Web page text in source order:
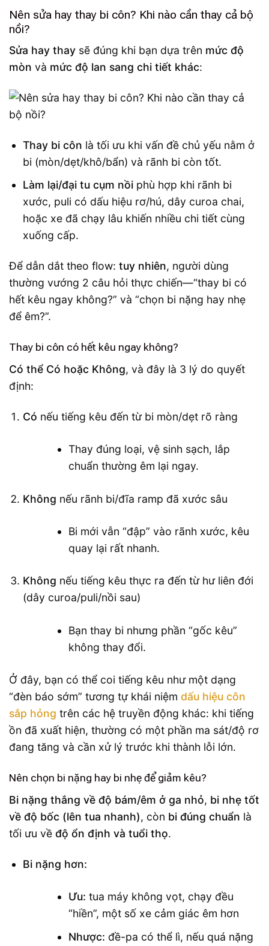
Nên sửa hay thay bi côn? Khi nào cần thay cả bộ
nồi?
Sửa hay thay sẽ đúng khi bạn dựa trên mức độ
mòn và mức độ lan sang chi tiết khác:
Thay bi côn là tối ưu khi vấn đề chủ yếu nằm ở
bi (mòn/dẹt/khô/bẩn) và rãnh bi còn tốt.
Làm lại/đại tu cụm nồiphù hợp khi rãnh bi
xước, puli có dấu hiệu rơ/hú, dây curoa chai,
hoặc xe đã chạy lâu khiến nhiều chi tiết cùng
xuống cấp.
Để dẫn dắt theo flow: tuy nhiên, người dùng
thường vướng 2 câu hỏi thực chiến—“thay bi có
hết kêu ngay không?” và “chọn bi nặng hay nhẹ
để êm?”.
Thay bi côn có hết kêu ngay không?
Có thể Có hoặc Không, và đây là 3 lý do quyết
định:
Có nếu tiếng kêu đến từ bi mòn/dẹt rõ ràng
Thay đúng loại, vệ sinh sạch, lắp
chuẩn thường êm lại ngay.
Không nếu rãnh bi/đĩa ramp đã xước sâu
Bi mới vẫn “đập” vào rãnh xước, kêu
quay lại rất nhanh.
Không nếu tiếng kêu thực ra đến từ hư liên đới
(dây curoa/puli/nồi sau)
Bạn thay bi nhưng phần “gốc kêu”
không thay đổi.
Ở đây, bạn có thể coi tiếng kêu như một dạng
“đèn báo sớm” tương tự khái niệm dấu hiệu côn
sắp hỏng trên các hệ truyền động khác: khi tiếng
ồn đã xuất hiện, thường có một phần ma sát/độ rơ
đang tăng và cần xử lý trước khi thành lỗi lớn.
Nên chọn bi nặng hay bi nhẹ để giảm kêu?
Bi nặng thắng về độ bám/êm ở ga nhỏ, bi nhẹ tốt
về độ bốc (lên tua nhanh), còn bi đúng chuẩn là
tối ưu về độ ổn định và tuổi thọ.
Bi nặng hơn:
Ưu: tua máy không vọt, chạy đều
“hiền”, một số xe cảm giác êm hơn
Nhược: đề-pa có thể lì, nếu quá nặng